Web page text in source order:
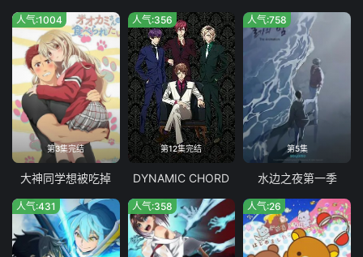
第3集完结
人气:1004
大神同学想被吃掉
第12集完结
人气:356
DYNAMIC CHORD
第5集
人气:758
水边之夜第一季
人气:431 人气:358 人气:26